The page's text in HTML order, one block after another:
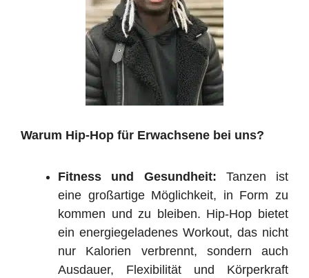
Warum Hip-Hop für Erwachsene bei uns?
Fitness und Gesundheit: Tanzen ist
eine großartige Möglichkeit, in Form zu
kommen und zu bleiben. Hip-Hop bietet
ein energiegeladenes Workout, das nicht
nur Kalorien verbrennt, sondern auch
Ausdauer, Flexibilität und Körperkraft